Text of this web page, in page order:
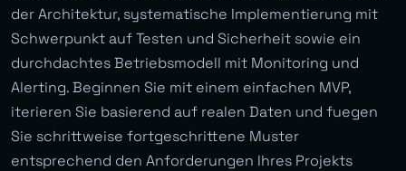
der Architektur, systematische Implementierung mit
Schwerpunkt auf Testen und Sicherheit sowie ein
durchdachtes Betriebsmodell mit Monitoring und
Alerting. Beginnen Sie mit einem einfachen MVP,
iterieren Sie basierend auf realen Daten und fuegen
Sie schrittweise fortgeschrittene Muster
entsprechend den Anforderungen Ihres Projekts